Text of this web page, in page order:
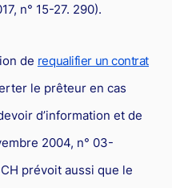
n° 15-27. 290).
de requalifier un contrat
le prêteur en cas
d’information et de
2004, n° 03-
prévoit aussi que le